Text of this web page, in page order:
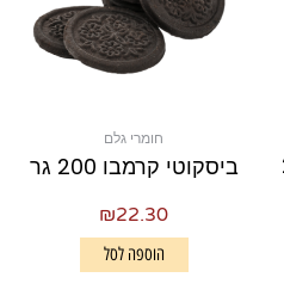
חומרי גלם
ביסקוטי קרמבו 200 גר
₪22.30
הוספה לסל